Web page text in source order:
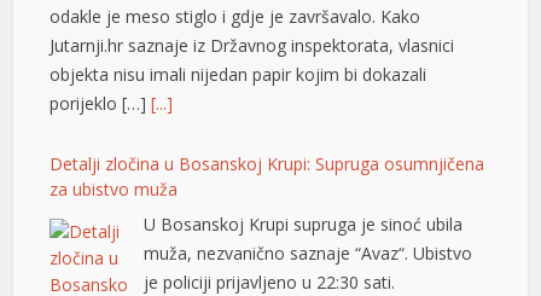
Panel
escort
Escort
dizi izle
odakle je meso stiglo i gdje je završavalo. Kako
Jutarnji.hr saznaje iz Državnog inspektorata, vlasnici
objekta nisu imali nijedan papir kojim bi dokazali
porijeklo […][...]
Detalji zločina u Bosanskoj Krupi: Supruga osumnjičena
za ubistvo muža
U Bosanskoj Krupi supruga je sinoć ubila
muža, nezvanično saznaje “Avaz“. Ubistvo
je policiji prijavljeno u 22:30 sati.